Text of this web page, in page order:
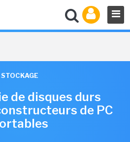
STOCKAGE
de disques durs
de PC